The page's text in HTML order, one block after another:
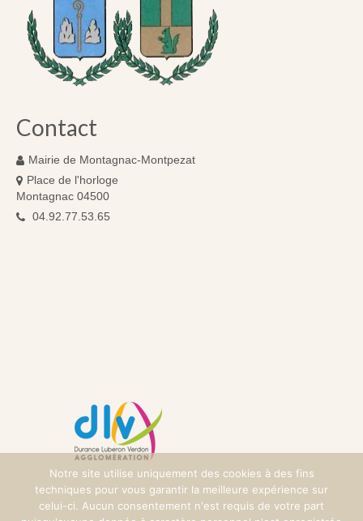
Contact
Mairie de Montagnac-Montpezat
Place de l'horloge
Montagnac 04500
04.92.77.53.65
Notre site utilise uniquement des cookies à des fins
techniques pour vous garantir la meilleure expérience sur
celui-ci. Aucun consentement n'est requis de votre part